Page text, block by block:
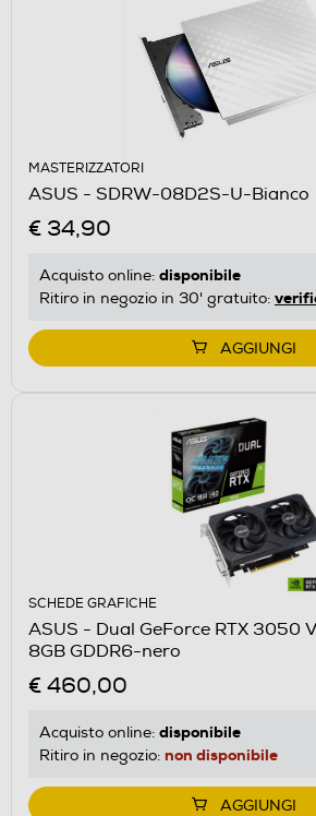
MASTERIZZATORI
ASUS - SDRW-08D2S-U-Bianco
€ 34,90
Acquisto online: disponibile
Ritiro in negozio in 30' gratuito:
AGGIUNGI
SCHEDE GRAFICHE
ASUS - Dual GeForce RTX 3050
8GB GDDR6-nero
€ 460,00
Acquisto online: disponibile
Ritiro in negozio: non disponibile
AGGIUNGI